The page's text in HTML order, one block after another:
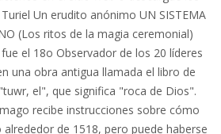
Un erudito anónimo UN SISTEMA
(Los ritos de la magia ceremonial)
el 18o Observador de los 20 líderes
una obra antigua llamada el libro de
el", que significa "roca de Dios".
recibe instrucciones sobre cómo
de 1518, pero puede haberse